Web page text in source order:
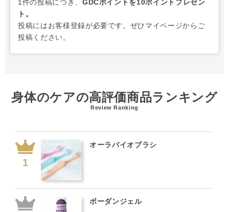
1件の投稿につき、 GDCポイントを10ポイントプレゼン
ト。
投稿にはお客様登録が必要です。ぜひマイページからご
投稿ください。
身体のケアの高評価商品ランキング
Review Ranking
オーラバイオブラシ
ボーダンジェル